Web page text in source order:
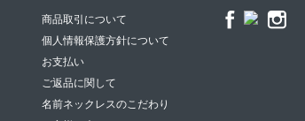
商品取引について
個人情報保護方針について
お支払い
ご返品に関して
名前ネックレスのこだわり